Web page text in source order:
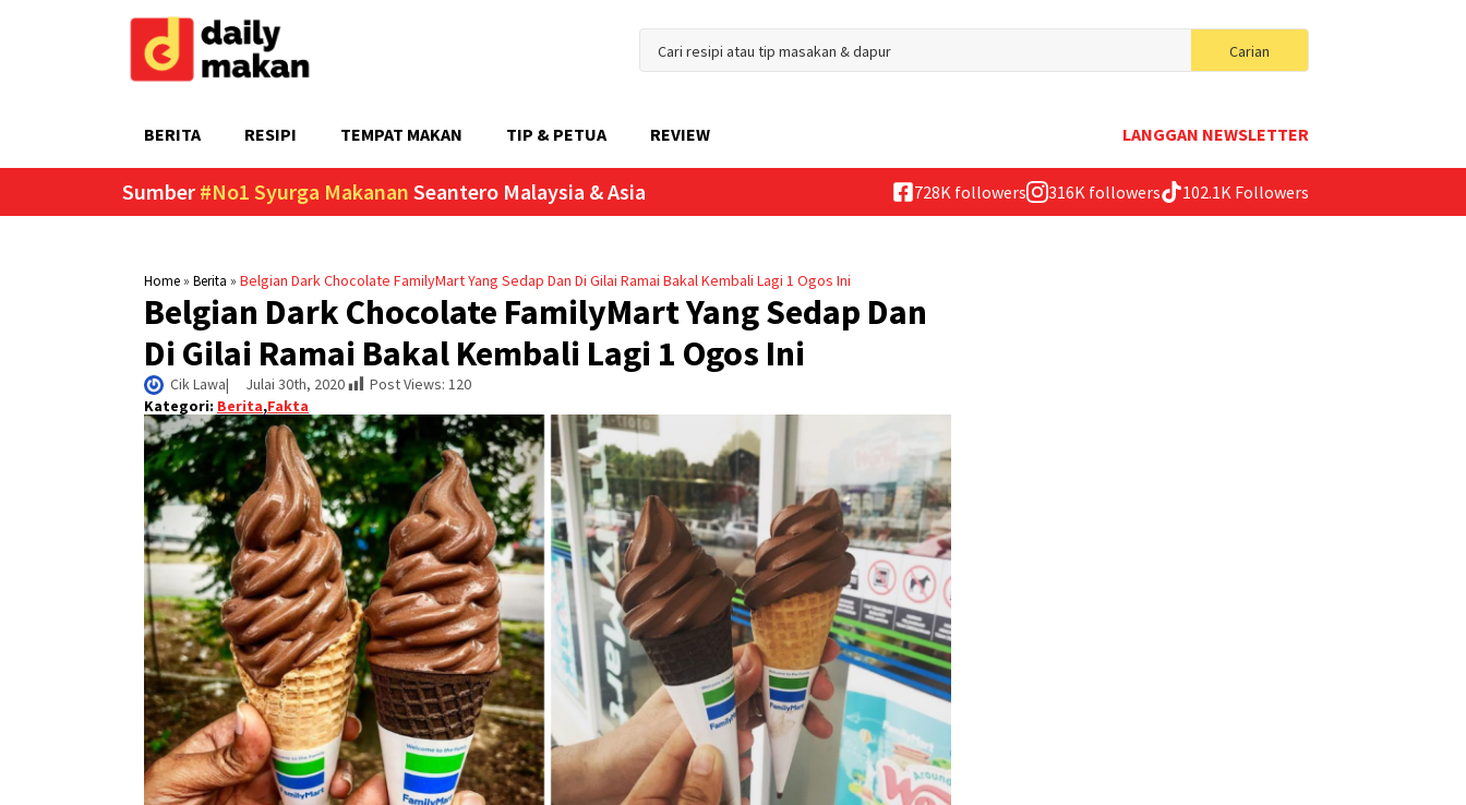
Carian
for:
BERITA RESIPI TEMPAT MAKAN TIP & PETUA REVIEW LANGGAN NEWSLETTER
Sumber #No1 Syurga Makanan Seantero Malaysia & Asia 728K followers 316K followers 102.1K Followers
Home» Berita » Belgian Dark Chocolate FamilyMart Yang Sedap Dan Di Gilai Ramai Bakal Kembali Lagi 1 Ogos Ini
Belgian Dark Chocolate FamilyMart Yang Sedap Dan
Di Gilai Ramai Bakal Kembali Lagi 1 Ogos Ini
Cik Lawa| Julai 30th, 2020 Post Views: 120
Kategori: Berita,Fakta